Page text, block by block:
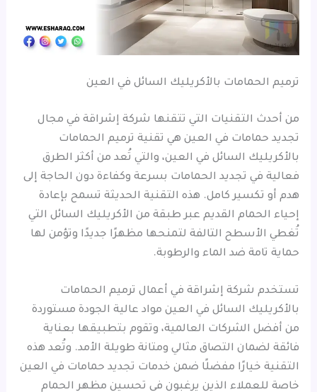
ترميم الحمامات بالأكريليك السائل في العين
من أحدث التقنيات التي تتقنها شركة إشراقة في مجال
تجديد حمامات في العين هي تقنية ترميم الحمامات
بالأكريليك السائل في العين، والتي تُعد من أكثر الطرق
فعالية في تجديد الحمامات بسرعة وكفاءة دون الحاجة إلى
هدم أو تكسير كامل. هذه التقنية الحديثة تسمح بإعادة
إحياء الحمام القديم عبر طبقة من الأكريليك السائل التي
تُغطي الأسطح التالفة لتمنحها مظهرًا جديدًا وتؤمن لها
حماية تامة ضد الماء والرطوبة.
تستخدم شركة إشراقة في أعمال ترميم الحمامات
بالأكريليك السائل في العين مواد عالية الجودة مستوردة
من أفضل الشركات العالمية، وتقوم بتطبيقها بعناية
فائقة لضمان التصاق مثالي ومتانة طويلة الأمد. وتُعد هذه
التقنية خيارًا مفضلًا ضمن خدمات تجديد حمامات في العين
خاصة للعملاء الذين يرغبون في تحسين مظهر الحمام